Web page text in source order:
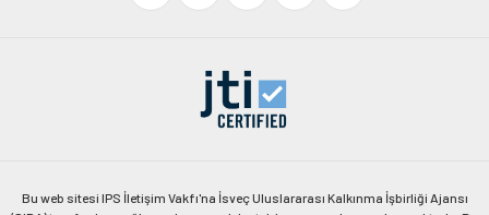
Bu web sitesi IPS İletişim Vakfı'na İsveç Uluslararası Kalkınma İşbirliği Ajansı